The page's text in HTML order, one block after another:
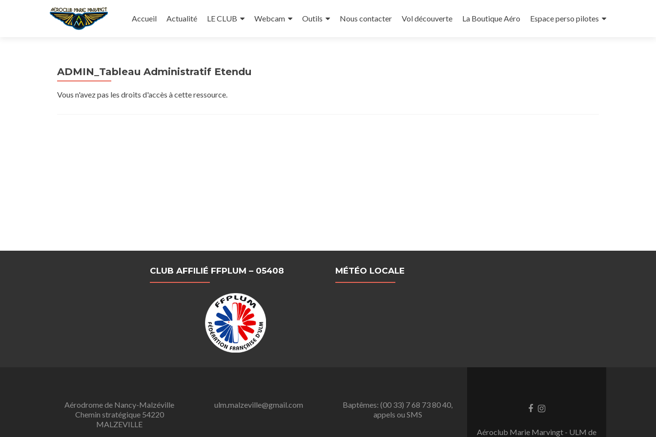
au
Accueil Actualité LE CLUB Webcam Outils Nous contacter Vol découverte La Boutique Aéro Espace perso pilotes
ADMIN_Tableau Administratif Etendu
Vous n'avez pas les droits d'accès à cette ressource.
CLUB AFFILIÉ FFPLUM – 05408 MÉTÉO LOCALE
Aérodrome de Nancy-Malzéville
Chemin stratégique 54220
MALZEVILLE
ulm.malzeville@gmail.com
Baptêmes: (00 33) 7 68 73 80 40,
appels ou SMS
LienLien
Aéroclub Marie Marvingt - ULM de